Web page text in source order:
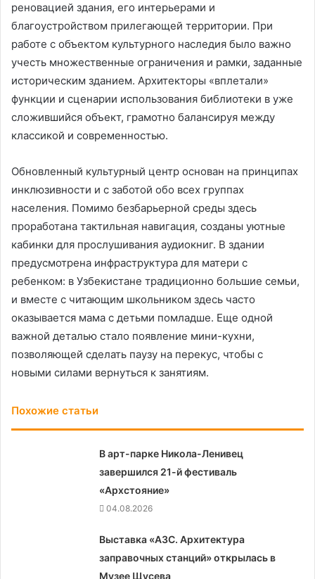
реновацией здания, его интерьерами и
благоустройством прилегающей территории. При
работе с объектом культурного наследия было важно
учесть множественные ограничения и рамки, заданные
историческим зданием. Архитекторы «вплетали»
функции и сценарии использования библиотеки в уже
сложившийся объект, грамотно балансируя между
классикой и современностью.
Обновленный культурный центр основан на принципах
инклюзивности и с заботой обо всех группах
населения. Помимо безбарьерной среды здесь
проработана тактильная навигация, созданы уютные
кабинки для прослушивания аудиокниг. В здании
предусмотрена инфраструктура для матери с
ребенком: в Узбекистане традиционно большие семьи,
и вместе с читающим школьником здесь часто
оказывается мама с детьми помладше. Еще одной
важной деталью стало появление мини-кухни,
позволяющей сделать паузу на перекус, чтобы с
новыми силами вернуться к занятиям.
Похожие статьи
В арт-парке Никола-Ленивец
завершился 21-й фестиваль
«Архстояние»
04.08.2026
Выставка «АЗС. Архитектура
заправочных станций» открылась в
Музее Щусева